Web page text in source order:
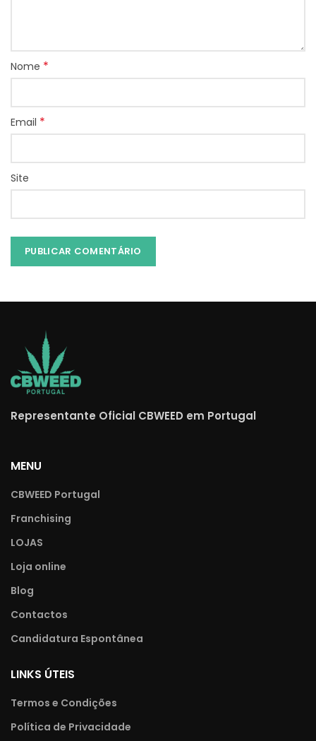
Nome *
Email *
Site
Representante Oficial CBWEED em Portugal
MENU
CBWEED Portugal
Franchising
LOJAS
Loja online
Blog
Contactos
Candidatura Espontânea
LINKS ÚTEIS
Termos e Condições
Política de Privacidade